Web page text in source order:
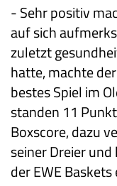
-Sehr positiv
auf sich
zuletzt
hatte, machte
bestes Spiel im
standen 11
Boxscore, dazu
seiner Dreier
der EWE